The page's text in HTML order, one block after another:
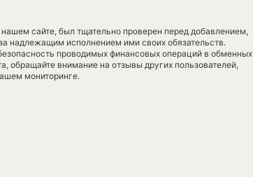
сайте, был тщательно проверен перед добавлением,
надлежащим исполнением ими своих обязательств.
проводимых финансовых операций в обменных
обращайте внимание на отзывы других пользователей,
мониторинге.